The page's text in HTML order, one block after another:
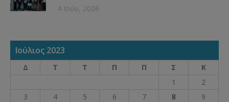
4 Ιούν, 2026
Ιούλιος 2023
Δ Τ Τ Π Π Σ
Κ
1
2
3
4 5 6 7 8
9